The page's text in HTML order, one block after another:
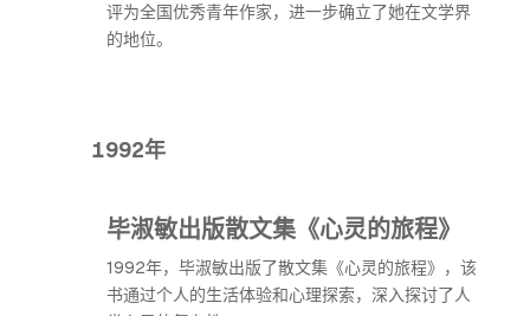
评为全国优秀青年作家，进一步确立了她在文学界
的地位。
1992年
毕淑敏出版散文集《心灵的旅程》
1992年，毕淑敏出版了散文集《心灵的旅程》，该
书通过个人的生活体验和心理探索，深入探讨了人